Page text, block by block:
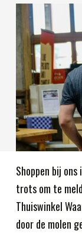
Shoppen bij
trots om te
Thuiswinkel
door de molen